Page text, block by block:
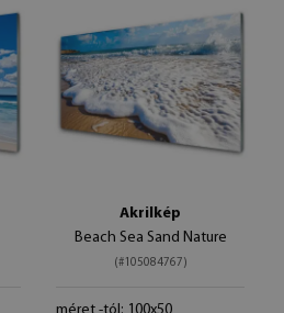
Akrilkép
Beach Sea Sand Nature
(#105084767)